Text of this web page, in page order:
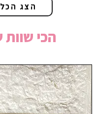
הצג הכל
הכי שוות